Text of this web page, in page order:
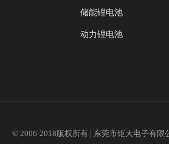
储能锂电池
动力锂电池
© 2006-2018版权所有 | 东莞市钜大电子有